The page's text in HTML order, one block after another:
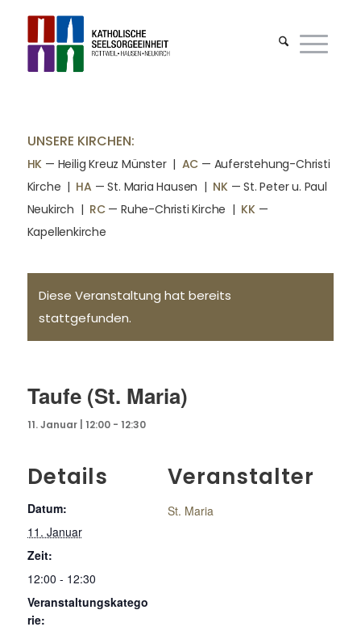
UNSERE KIRCHEN:
HK — Heilig Kreuz Münster | AC — Auferstehung-Christi
Kirche | HA — St. Maria Hausen | NK— St. Peter u. Paul
Neukirch | RC— Ruhe-Christi Kirche | KK—
Kapellenkirche
Diese Veranstaltung hat bereits
stattgefunden.
Taufe (St. Maria)
11. Januar | 12:00- 12:30
Details
Datum:
11. Januar
Zeit:
12:00 - 12:30
Veranstaltungskatego
rie:
Veranstalter
St. Maria